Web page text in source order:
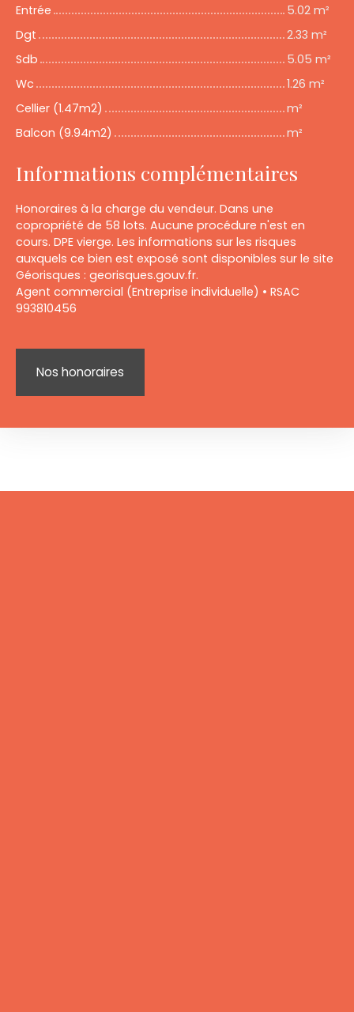
Entrée
5.02 m²
Dgt
2.33 m²
Sdb
5.05 m²
Wc
1.26 m²
Cellier (1.47m2)
m²
Balcon (9.94m2)
m²
Informations complémentaires
Honoraires à la charge du vendeur. Dans une
copropriété de 58 lots. Aucune procédure n'est en
cours. DPE vierge. Les informations sur les risques
auxquels ce bien est exposé sont disponibles sur le site
Géorisques : georisques.gouv.fr.
Agent commercial (Entreprise individuelle) • RSAC
993810456
Nos honoraires